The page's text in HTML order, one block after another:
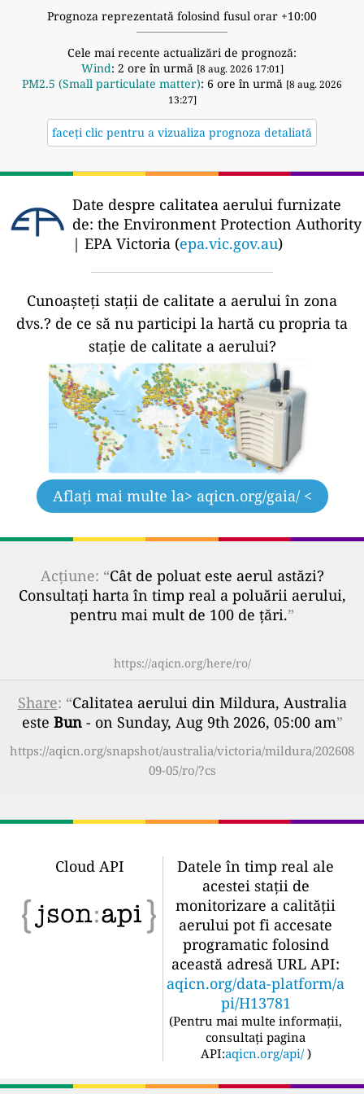
Prognoza reprezentată folosind fusul orar +10:00
Cele mai recente actualizări de prognoză:
Wind: 2 ore în urmă [8 aug. 2026 17:01]
PM2.5 (Small particulate matter): 6 ore în urmă [8 aug. 2026
13:27]
faceți clic pentru a vizualiza prognoza detaliată
Date despre calitatea aerului furnizate
de: the Environment Protection Authority
| EPA Victoria (epa.vic.gov.au)
Cunoașteți stații de calitate a aerului în zona
dvs.? de ce să nu participi la hartă cu propria ta
stație de calitate a aerului?
Aflați mai multe la> aqicn.org/gaia/ <
Acțiune: “Cât de poluat este aerul astăzi?
Consultați harta în timp real a poluării aerului,
pentru mai mult de 100 de țări.”
https://aqicn.org/here/ro/
Share: “Calitatea aerului din Mildura, Australia
este Bun- on Sunday, Aug 9th 2026, 05:00 am”
https://aqicn.org/snapshot/australia/victoria/mildura/202608
09-05/ro/?cs
Cloud API
Datele în timp real ale
acestei stații de
monitorizare a calității
aerului pot fi accesate
programatic folosind
această adresă URL API:
aqicn.org/data-platform/a
pi/H13781
(Pentru mai multe informații,
consultați pagina
API:aqicn.org/api/ )